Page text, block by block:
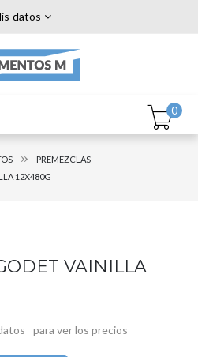
datos
0
PREMEZCLAS
12X480G
VAINILLA
para ver los precios